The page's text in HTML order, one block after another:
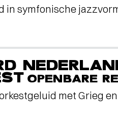
in symfonische
OPENBARE
met Grieg